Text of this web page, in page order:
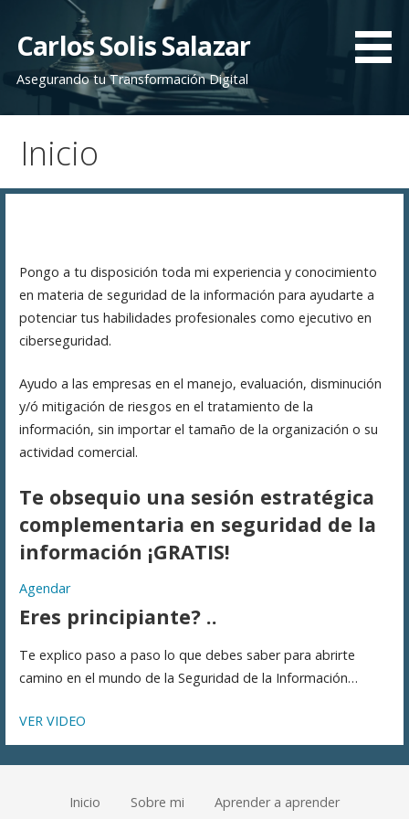
contenido
Carlos Solis Salazar
Asegurando tu Transformación Digital
Inicio
Pongo a tu disposición toda mi experiencia y conocimiento
en materia de seguridad de la información para ayudarte a
potenciar tus habilidades profesionales como ejecutivo en
ciberseguridad.
Ayudo a las empresas en el manejo, evaluación, disminución
y/ó mitigación de riesgos en el tratamiento de la
información, sin importar el tamaño de la organización o su
actividad comercial.
Te obsequio una sesión estratégica
complementaria en seguridad de la
información ¡GRATIS!
Agendar
Eres principiante? ..
Te explico paso a paso lo que debes saber para abrirte
camino en el mundo de la Seguridad de la Información…
VER VIDEO
Inicio Sobre mi Aprender a aprender